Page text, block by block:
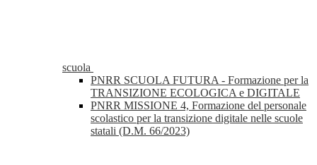
scuola
PNRR SCUOLA FUTURA - Formazione per la
TRANSIZIONE ECOLOGICA e DIGITALE
PNRR MISSIONE 4, Formazione del personale
scolastico per la transizione digitale nelle scuole
statali (D.M. 66/2023)